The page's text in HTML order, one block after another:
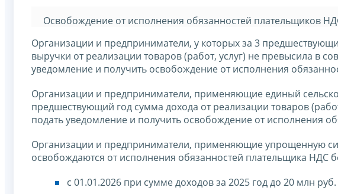
Освобождение от исполнения обязанностей плательщиков
Организации и предприниматели, у которых за 3
выручки от реализации товаров (работ, услуг) не превысила в
уведомление и получить освобождение от исполнения
Организации и предприниматели, применяющие единый
предшествующий год сумма дохода от реализации товаров
подать уведомление и получить освобождение от исполнения
Организации и предприниматели, применяющие упрощенную
освобождаются от исполнения обязанностей плательщика НДС
с 01.01.2026 при сумме доходов за 2025 год до 20 млн